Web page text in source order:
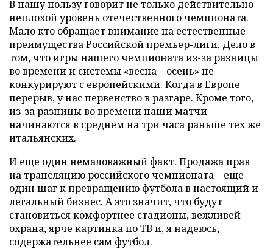
В нашу пользу говорит не только действительно
неплохой уровень отечественного чемпионата.
Мало кто обращает внимание на естественные
преимущества Российской премьер-лиги. Дело в
том, что игры нашего чемпионата из-за разницы
во времени и системы «весна – осень» не
конкурируют с европейскими. Когда в Европе
перерыв, у нас первенство в разгаре. Кроме того,
из-за разницы во времени наши матчи
начинаются в среднем на три часа раньше тех же
итальянских.
И еще один немаловажный факт. Продажа прав
на трансляцию российского чемпионата – еще
один шаг к превращению футбола в настоящий и
легальный бизнес. А это значит, что будут
становиться комфортнее стадионы, вежливей
охрана, ярче картинка по ТВ и, я надеюсь,
содержательнее сам футбол.